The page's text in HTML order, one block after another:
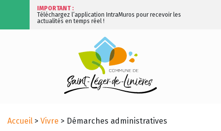
IMPORTANT :
Téléchargez l’application IntraMuros pour recevoir les
actualités en temps réel !
Accueil > Vivre > Démarches administratives